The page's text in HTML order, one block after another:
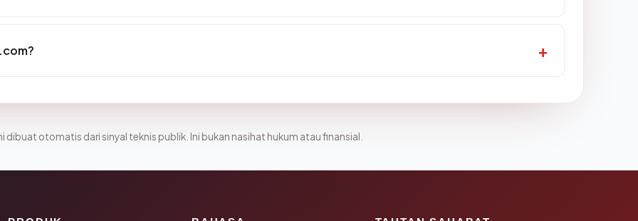
dibuat otomatis dari sinyal teknis publik. Ini bukan nasihat hukum atau finansial.